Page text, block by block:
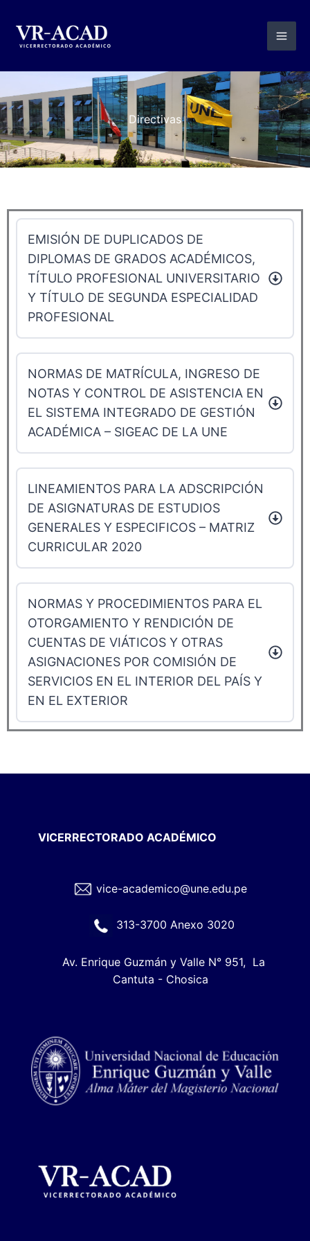
contenido
Directivas
EMISIÓN DE DUPLICADOS DE
DIPLOMAS DE GRADOS ACADÉMICOS,
TÍTULO PROFESIONAL UNIVERSITARIO
Y TÍTULO DE SEGUNDA ESPECIALIDAD
PROFESIONAL
NORMAS DE MATRÍCULA, INGRESO DE
NOTAS Y CONTROL DE ASISTENCIA EN
EL SISTEMA INTEGRADO DE GESTIÓN
ACADÉMICA – SIGEAC DE LA UNE
LINEAMIENTOS PARA LA ADSCRIPCIÓN
DE ASIGNATURAS DE ESTUDIOS
GENERALES Y ESPECIFICOS – MATRIZ
CURRICULAR 2020
NORMAS Y PROCEDIMIENTOS PARA EL
OTORGAMIENTO Y RENDICIÓN DE
CUENTAS DE VIÁTICOS Y OTRAS
ASIGNACIONES POR COMISIÓN DE
SERVICIOS EN EL INTERIOR DEL PAÍS Y
EN EL EXTERIOR
VICERRECTORADO ACADÉMICO
vice-academico@une.edu.pe
313-3700 Anexo 3020
Av. Enrique Guzmán y Valle N° 951, La
Cantuta - Chosica